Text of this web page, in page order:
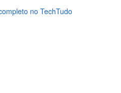
no TechTudo